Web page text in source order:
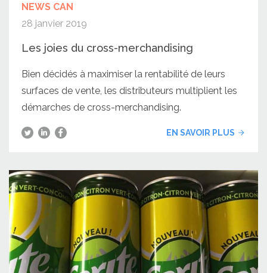
NEWS CAN
28 janvier 2019
Les joies du cross-merchandising
Bien décidés à maximiser la rentabilité de leurs
surfaces de vente, les distributeurs multiplient les
démarches de cross-merchandising.
EN SAVOIR PLUS